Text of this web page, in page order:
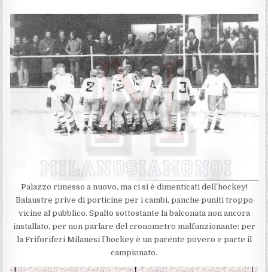
Palazzo rimesso a nuovo, ma ci si è dimenticati dell’hockey!
Balaustre prive di porticine per i cambi, panche puniti troppo
vicine al pubblico. Spalto sottostante la balconata non ancora
installato, per non parlare del cronometro malfunzionante: per
la Friforiferi Milanesi l’hockey è un parente povero e parte il
campionato.